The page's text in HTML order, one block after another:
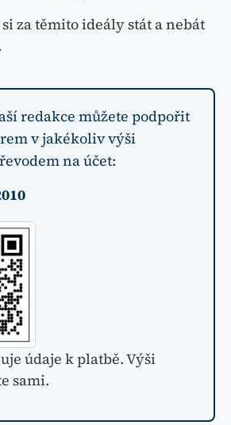
za těmito ideály stát a nebát
redakce můžete podpořit
v jakékoliv výši
na účet:
údaje k platbě. Výši
sami.